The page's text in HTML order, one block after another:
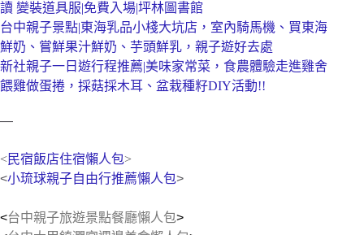
讀 變裝道具服|免費入場|坪林圖書館
台中親子景點|東海乳品小棧大坑店，室內騎馬機、買東海
鮮奶、嘗鮮果汁鮮奶、芋頭鮮乳，親子遊好去處
新社親子一日遊行程推薦|美味家常菜，食農體驗走進雞舍
餵雞做蛋捲，採菇採木耳、盆栽種籽DIY活動!!
—
<民宿飯店住宿懶人包>
<小琉球親子自由行推薦懶人包>
<台中親子旅遊景點餐廳懶人包>